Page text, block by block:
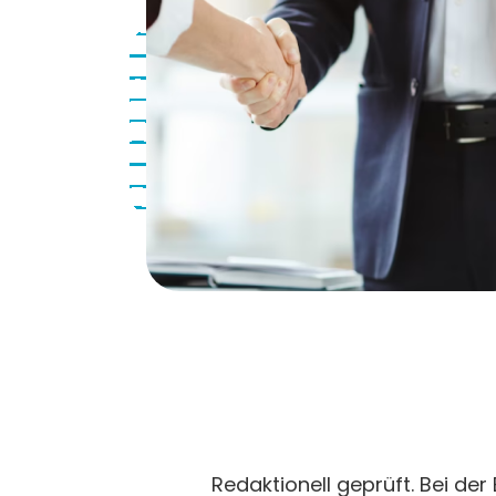
Redaktionell geprüft. Bei